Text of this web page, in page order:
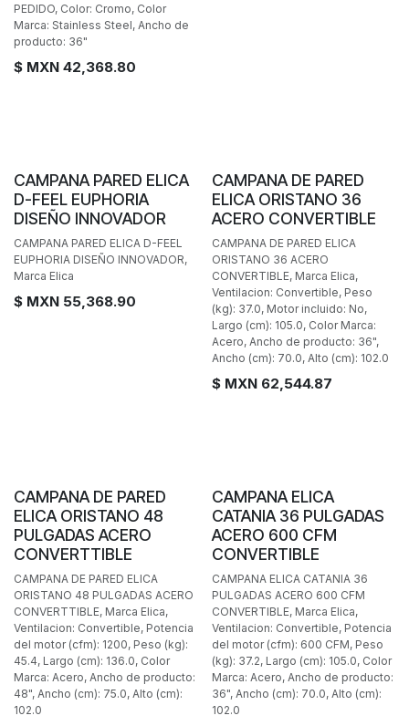
PEDIDO, Color: Cromo, Color
Marca: Stainless Steel, Ancho de
producto: 36"
$ MXN 42,368.80
POCAS PIEZAS
CAMPANA PARED ELICA
D-FEEL EUPHORIA
DISEÑO INNOVADOR
CAMPANA PARED ELICA D-FEEL
EUPHORIA DISEÑO INNOVADOR,
Marca Elica
$ MXN 55,368.90
CAMPANA DE PARED
ELICA ORISTANO 36
ACERO CONVERTIBLE
CAMPANA DE PARED ELICA
ORISTANO 36 ACERO
CONVERTIBLE, Marca Elica,
Ventilacion: Convertible, Peso
(kg): 37.0, Motor incluido: No,
Largo (cm): 105.0, Color Marca:
Acero, Ancho de producto: 36",
Ancho (cm): 70.0, Alto (cm): 102.0
$ MXN 62,544.87
CAMPANA DE PARED
ELICA ORISTANO 48
PULGADAS ACERO
CONVERTTIBLE
CAMPANA DE PARED ELICA
ORISTANO 48 PULGADAS ACERO
CONVERTTIBLE, Marca Elica,
Ventilacion: Convertible, Potencia
del motor (cfm): 1200, Peso (kg):
45.4, Largo (cm): 136.0, Color
Marca: Acero, Ancho de producto:
48", Ancho (cm): 75.0, Alto (cm):
102.0
CAMPANA ELICA
CATANIA 36 PULGADAS
ACERO 600 CFM
CONVERTIBLE
CAMPANA ELICA CATANIA 36
PULGADAS ACERO 600 CFM
CONVERTIBLE, Marca Elica,
Ventilacion: Convertible, Potencia
del motor (cfm): 600 CFM, Peso
(kg): 37.2, Largo (cm): 105.0, Color
Marca: Acero, Ancho de producto:
36", Ancho (cm): 70.0, Alto (cm):
102.0